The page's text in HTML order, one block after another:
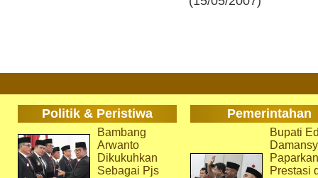
Politik & Peristiwa Pemerintahan
Bambang
Arwanto
Dikukuhkan
Sebagai Pjs
Bupati
Paparkan
Prestasi